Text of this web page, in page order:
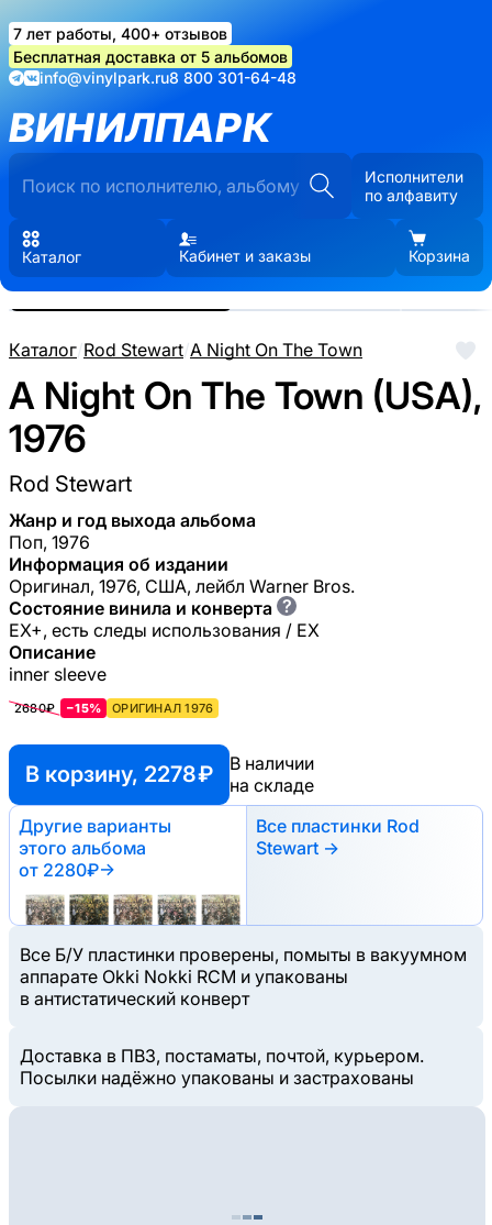
7 лет работы, 400+ отзывов
Бесплатная доставка от 5 альбомов
info@vinylpark.ru8 800 301-64-48
ВИНИЛПАРК
Исполнители
по алфавиту
Каталог Кабинет и заказы Корзина
Каталог/Rod Stewart/A Night On The Town
A Night On The Town (USA),
1976
Rod Stewart
Жанр и год выхода альбома
Поп, 1976
Информация об издании
Оригинал, 1976, США, лейбл Warner Bros.
Состояние винила и конверта ?
EX+, есть следы использования / EX
Описание
inner sleeve
2680₽ −15% ОРИГИНАЛ 1976
В корзину, 2278 ₽
В наличии
на складе
Другие варианты
этого альбома
от 2280₽→
Все пластинки Rod
Stewart →
Все Б/У пластинки проверены, помыты в вакуумном
аппарате Okki Nokki RCM и упакованы
в антистатический конверт
Доставка в ПВЗ, постаматы, почтой, курьером.
Посылки надёжно упакованы и застрахованы
Реальные фото пластинки.
Нажмите, чтобы увеличить